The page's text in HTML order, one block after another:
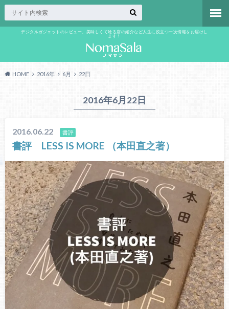
デジタルガジェットのレビュー、美味しくて唸る店の紹介など人生に役立つ一次情報をお届けし
ます！
HOME 2016年 6月 22日
2016年6月22日
2016.06.22 書評
書評 LESS IS MORE （本田直之著）